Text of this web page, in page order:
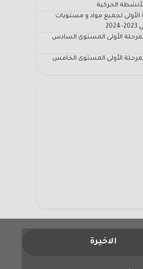
الحركية
لجميع مواد و مستويات
الأولى المستوى السادس
الأولى المستوى الخامس
الاخيرة